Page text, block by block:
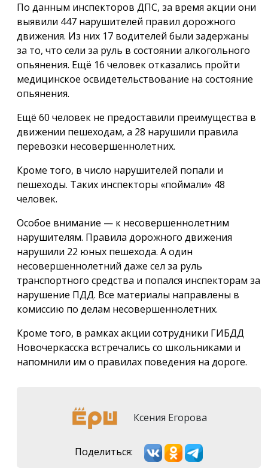
По данным инспекторов ДПС, за время акции они
выявили 447 нарушителей правил дорожного
движения. Из них 17 водителей были задержаны
за то, что сели за руль в состоянии алкогольного
опьянения. Ещё 16 человек отказались пройти
медицинское освидетельствование на состояние
опьянения.
Ещё 60 человек не предоставили преимущества в
движении пешеходам, а 28 нарушили правила
перевозки несовершеннолетних.
Кроме того, в число нарушителей попали и
пешеходы. Таких инспекторы «поймали» 48
человек.
Особое внимание — к несовершеннолетним
нарушителям. Правила дорожного движения
нарушили 22 юных пешехода. А один
несовершеннолетний даже сел за руль
транспортного средства и попался инспекторам за
нарушение ПДД. Все материалы направлены в
комиссию по делам несовершеннолетних.
Кроме того, в рамках акции сотрудники ГИБДД
Новочеркасска встречались со школьниками и
напомнили им о правилах поведения на дороге.
Ксения Егорова
Поделиться: